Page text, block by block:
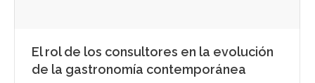
El rol de los consultores en la evolución
de la gastronomía contemporánea